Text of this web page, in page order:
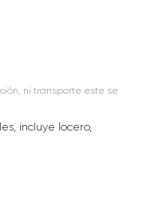
ni transporte este se
incluye locero,